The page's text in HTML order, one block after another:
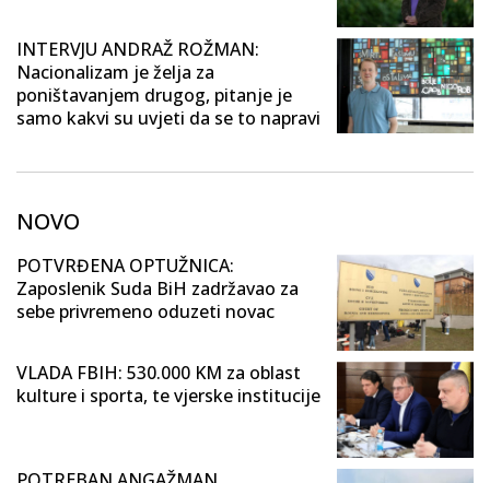
INTERVJU ANDRAŽ ROŽMAN:
Nacionalizam je želja za
poništavanjem drugog, pitanje je
samo kakvi su uvjeti da se to napravi
NOVO
POTVRĐENA OPTUŽNICA:
Zaposlenik Suda BiH zadržavao za
sebe privremeno oduzeti novac
VLADA FBIH: 530.000 KM za oblast
kulture i sporta, te vjerske institucije